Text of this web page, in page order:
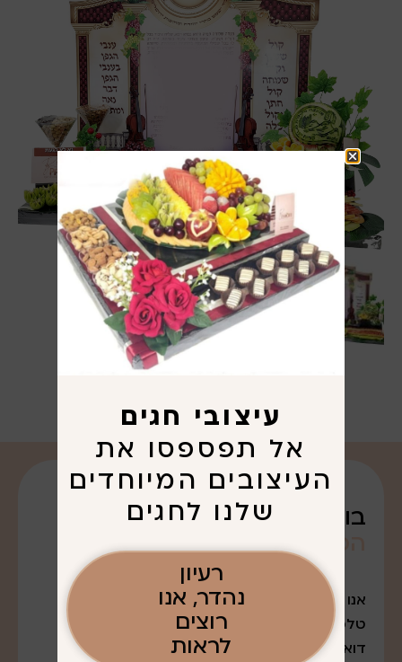
בואו נדבר על
הפריגוטשרציתם. . .
אנו נמצאים במודיעין עלית
טלפון: 052-7643888
דואר אלקטרוני:
עיצובי חגים
אל תפספסו את
העיצובים המיוחדים
שלנו לחגים
רעיון
נהדר, אנו
רוצים
לראות